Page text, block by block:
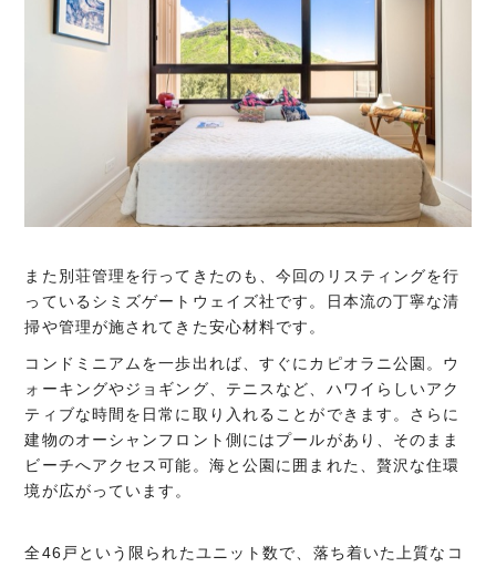
また別荘管理を行ってきたのも、今回のリスティングを行
っているシミズゲートウェイズ社です。日本流の丁寧な清
掃や管理が施されてきた安心材料です。
コンドミニアムを一歩出れば、すぐにカピオラニ公園。ウ
ォーキングやジョギング、テニスなど、ハワイらしいアク
ティブな時間を日常に取り入れることができます。さらに
建物のオーシャンフロント側にはプールがあり、そのまま
ビーチへアクセス可能。海と公園に囲まれた、贅沢な住環
境が広がっています。
全46戸という限られたユニット数で、落ち着いた上質なコ